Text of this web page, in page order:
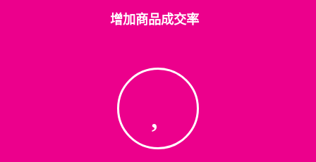
增加商品成交率